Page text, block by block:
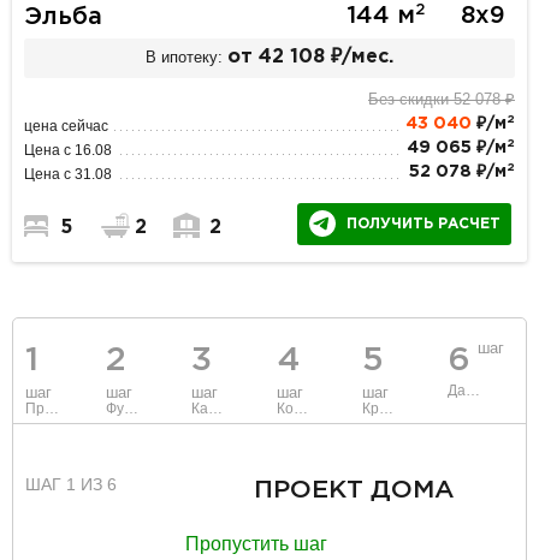
1
шаг
Проект
2
шаг
Фундамент
3
шаг
Каркас и стены
4
шаг
Коммуникации
5
шаг
Крыша
6 шаг
Данные
ШАГ 1 ИЗ 6 ПРОЕКТ ДОМА
Пропустить шаг
Эльба 144 м2 8х9
В ипотеку: от 42 108 ₽/мес.
Без скидки 52 078 ₽
цена сейчас 43 040 ₽/м 2
Цена с 16.08 49 065 ₽/м 2
Цена с 31.08 52 078 ₽/м 2
5 2 2 ПОЛУЧИТЬ РАСЧЕТ